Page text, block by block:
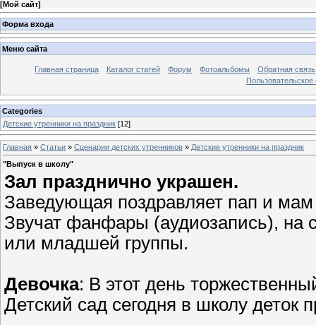
[Мой сайт]
Форма входа
Меню сайта
Главная страница Каталог статей Форум Фотоальбомы
Обратная связь
Пользовательское
Categories
Детские утренники на праздник [12]
Главная » Статьи » Сценарии детских утренников » Детские утренники на праздник
"Выпуск в школу"
Зал празднично украшен.
Заведующая поздравляет пап и
Звучат фанфары (аудиозапись), на
или младшей группы.
Девочка: В этот день
Детский сад сегодня в школу деток